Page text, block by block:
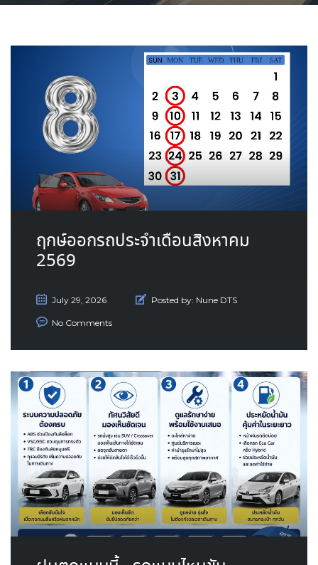
ฤกษ์ออกรถประจำเดือนสิงหาคม
2569
July 29, 2026 Posted by: Nune DTS
No Comments